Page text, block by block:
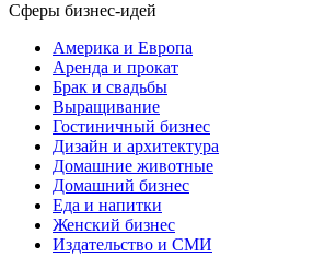
Сферы бизнес-идей
Америка и Европа
Аренда и прокат
Брак и свадьбы
Выращивание
Гостиничный бизнес
Дизайн и архитектура
Домашние животные
Домашний бизнес
Еда и напитки
Женский бизнес
Издательство и СМИ